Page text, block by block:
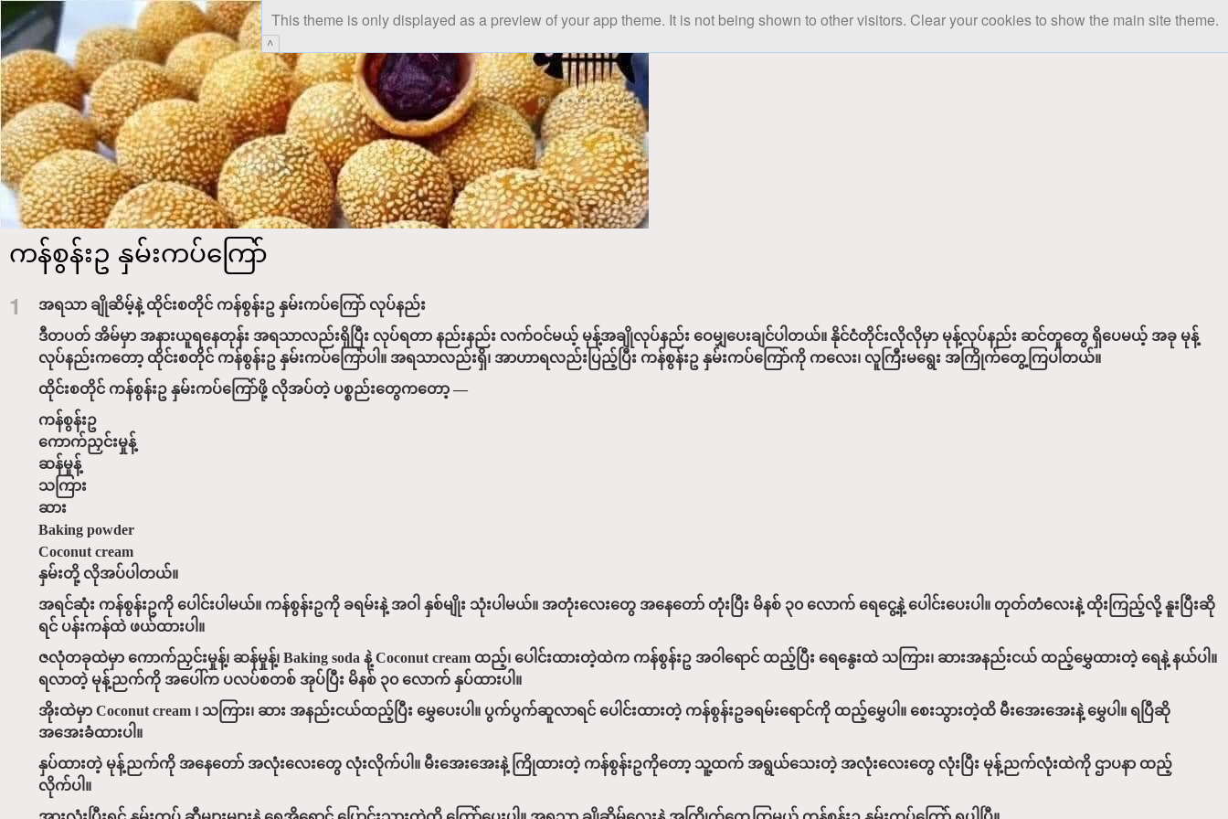
This theme is only displayed as a preview of your app theme. It is not being shown to other visitors. Clear your cookies to show the main site theme.
^
ကန်စွန်းဥ နှမ်းကပ်ကြော်
1
အရသာ ချိုဆိမ့်နဲ့ ထိုင်းစတိုင် ကန်စွန်းဥ နှမ်းကပ်ကြော် လုပ်နည်း
ဒီတပတ် အိမ်မှာ အနားယူရနေတုန်း အရသာလည်းရှိပြီး လုပ်ရတာ နည်းနည်း လက်ဝင်မယ့် မုန့်အချိုလုပ်နည်း ဝေမျှပေးချင်ပါတယ်။ နိုင်ငံတိုင်းလိုလိုမှာ မုန့်လုပ်နည်း ဆင်တူတွေ ရှိပေမယ့် အခု မုန့်
လုပ်နည်းကတော့ ထိုင်းစတိုင် ကန်စွန်းဥ နှမ်းကပ်ကြော်ပါ။ အရသာလည်းရှိ၊ အာဟာရလည်းပြည့်ပြီး ကန်စွန်းဥ နှမ်းကပ်ကြော်ကို ကလေး၊ လူကြီးမရွေး အကြိုက်တွေ့ကြပါတယ်။
ထိုင်းစတိုင် ကန်စွန်းဥ နှမ်းကပ်ကြော်ဖို့ လိုအပ်တဲ့ ပစ္စည်းတွေကတော့ —
ကန်စွန်းဥ
ကောက်ညှင်းမှုန့်
ဆန်မှုန့်
သကြား
ဆား
Baking powder
Coconut cream
နှမ်းတို့ လိုအပ်ပါတယ်။
အရင်ဆုံး ကန်စွန်းဥကို ပေါင်းပါမယ်။ ကန်စွန်းဥကို ခရမ်းနဲ့ အဝါ နှစ်မျိုး သုံးပါမယ်။ အတုံးလေးတွေ အနေတော် တုံးပြီး မိနစ် ၃၀ လောက် ရေငွေ့နဲ့ ပေါင်းပေးပါ။ တုတ်တံလေးနဲ့ ထိုးကြည့်လို့ နူးပြီးဆို
ရင် ပန်းကန်ထဲ ဖယ်ထားပါ။
ဇလုံတခုထဲမှာ ကောက်ညှင်းမှုန့်၊ ဆန်မှုန့်၊ Baking soda နဲ့ Coconut cream ထည့်၊ ပေါင်းထားတဲ့ထဲက ကန်စွန်းဥ အဝါရောင် ထည့်ပြီး ရေနွေးထဲ သကြား၊ ဆားအနည်းငယ် ထည့်မွှေထားတဲ့ ရေနဲ့ နယ်ပါ။
ရလာတဲ့ မုန့်ညက်ကို အပေါ်က ပလပ်စတစ် အုပ်ပြီး မိနစ် ၃၀ လောက် နှပ်ထားပါ။
အိုးထဲမှာ Coconut cream ၊ သကြား၊ ဆား အနည်းငယ်ထည့်ပြီး မွှေပေးပါ။ ပွက်ပွက်ဆူလာရင် ပေါင်းထားတဲ့ ကန်စွန်းဥခရမ်းရောင်ကို ထည့်မွှေပါ။ စေးသွားတဲ့ထိ မီးအေးအေးနဲ့ မွှေပါ။ ရပြီဆို
အအေးခံထားပါ။
နှပ်ထားတဲ့ မုန့်ညက်ကို အနေတော် အလုံးလေးတွေ လုံးလိုက်ပါ။ မီးအေးအေးနဲ့ ကြိုထားတဲ့ ကန်စွန်းဥကိုတော့ သူ့ထက် အရွယ်သေးတဲ့ အလုံးလေးတွေ လုံးပြီး မုန့်ညက်လုံးထဲကို ဌာပနာ ထည့်
လိုက်ပါ။